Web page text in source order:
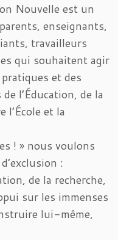
Nouvelle est un
enseignants,
travailleurs
qui souhaitent agir
et des
l’Éducation, de la
l’École et la
! » nous voulons
:
de la recherche,
sur les immenses
lui-même,